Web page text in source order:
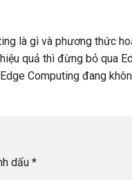
là gì và phương thức
quả thì đừng bỏ qua
Computing đang
dấu *